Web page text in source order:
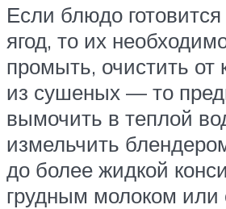
Если блюдо
ягод, то их
промыть, очистить от
из сушеных — то
вымочить в теплой
измельчить
до более жидкой
грудным молоком или